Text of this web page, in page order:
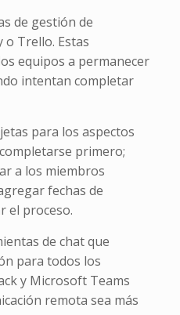
de gestión de
o Trello. Estas
equipos a permanecer
intentan completar
para los aspectos
primero;
a los miembros
fechas de
el proceso.
de chat que
para todos los
y Microsoft Teams
remota sea más